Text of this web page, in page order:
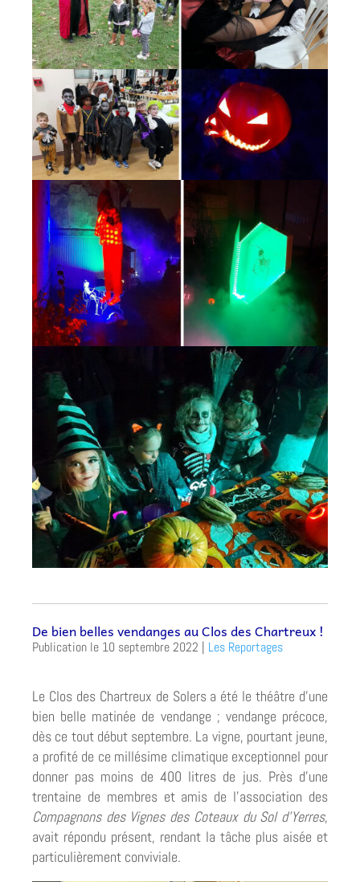
De bien belles vendanges au Clos des Chartreux !
10 septembre 2022 | Les Reportages
Le Clos des Chartreux de Solers a été le théâtre d’une
bien belle matinée de vendange ; vendange précoce,
dès ce tout début septembre. La vigne, pourtant jeune,
a profité de ce millésime climatique exceptionnel pour
donner pas moins de 400 litres de jus. Près d’une
trentaine de membres et amis de l’association des
Compagnons des Vignes des Coteaux du Sol d’Yerres,
avait répondu présent, rendant la tâche plus aisée et
particulièrement conviviale.